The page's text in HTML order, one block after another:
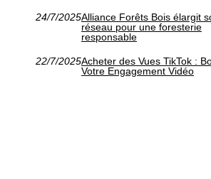
24/7/2025Alliance Forêts Bois élargit
réseau pour une foresterie
responsable
22/7/2025Acheter des Vues TikTok :
Votre Engagement Vidéo